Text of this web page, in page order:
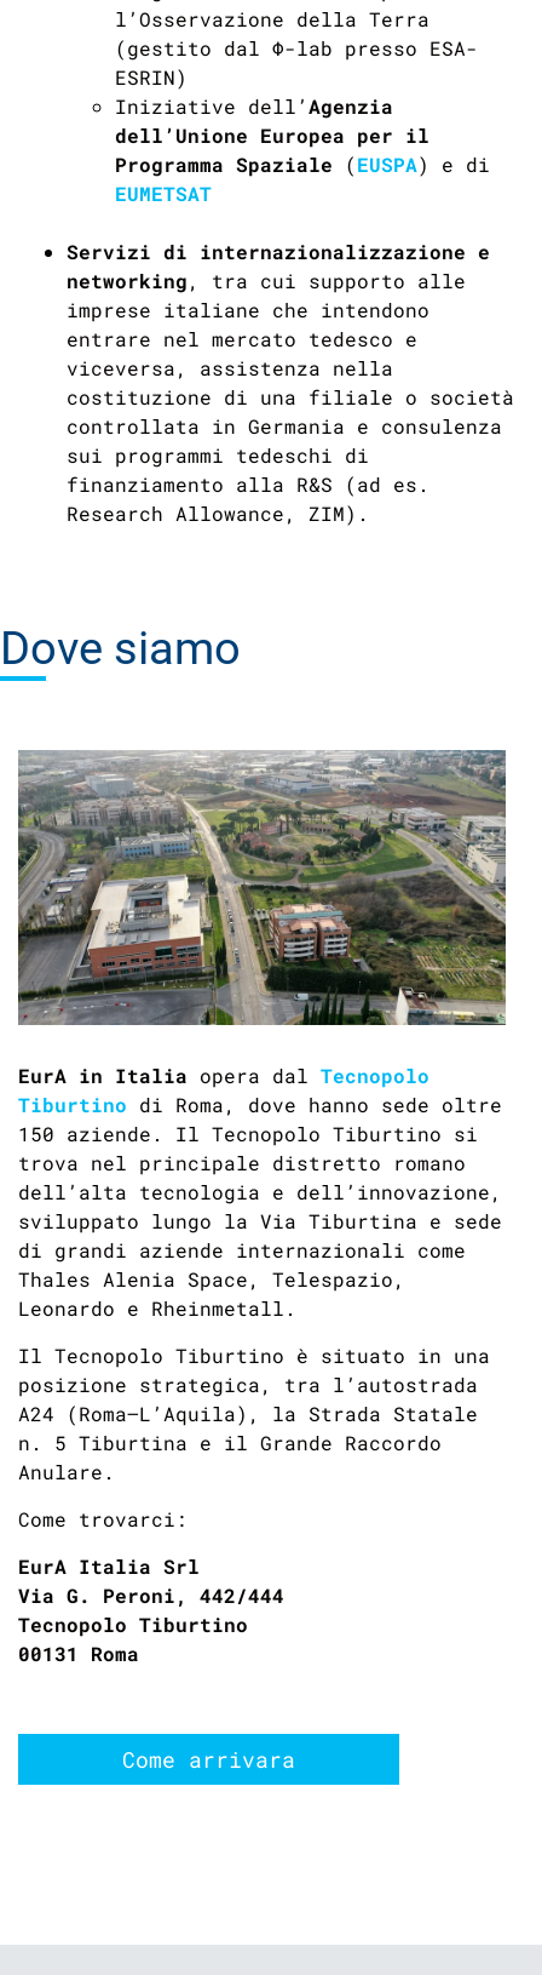
l’Osservazione della Terra
(gestito dal Φ-lab presso ESA-
ESRIN)
Iniziative dell’Agenzia
dell’Unione Europea per il
Programma Spaziale (EUSPA) e di
EUMETSAT
Servizi di internazionalizzazione e
networking, tra cui supporto alle
imprese italiane che intendono
entrare nel mercato tedesco e
viceversa, assistenza nella
costituzione di una filiale o società
controllata in Germania e consulenza
sui programmi tedeschi di
finanziamento alla R&S (ad es.
Research Allowance, ZIM).
Dove siamo
EurA in Italia opera dal Tecnopolo
Tiburtino di Roma, dove hanno sede oltre
150 aziende. Il Tecnopolo Tiburtino si
trova nel principale distretto romano
dell’alta tecnologia e dell’innovazione,
sviluppato lungo la Via Tiburtina e sede
di grandi aziende internazionali come
Thales Alenia Space, Telespazio,
Leonardo e Rheinmetall .
Il Tecnopolo Tiburtino è situato in una
posizione strategica, tra l’autostrada
A24 (Roma–L’Aquila), la Strada Statale
n. 5 Tiburtina e il Grande Raccordo
Anulare.
Come trovarci :
EurA Italia Srl
Via G. Peroni, 442/444
Tecnopolo Tiburtino
00131 Roma
Come arrivara